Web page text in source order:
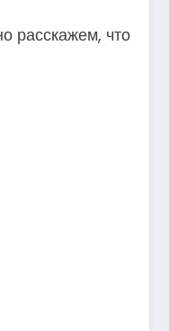
расскажем, что